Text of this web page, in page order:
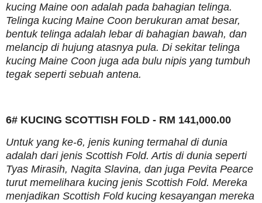
kucing Maine oon adalah pada bahagian telinga.
Telinga kucing Maine Coon berukuran amat besar,
bentuk telinga adalah lebar di bahagian bawah, dan
melancip di hujung atasnya pula. Di sekitar telinga
kucing Maine Coon juga ada bulu nipis yang tumbuh
tegak seperti sebuah antena.
6# KUCING SCOTTISH FOLD - RM 141,000.00
Untuk yang ke-6, jenis kuning termahal di dunia
adalah dari jenis Scottish Fold. Artis di dunia seperti
Tyas Mirasih, Nagita Slavina, dan juga Pevita Pearce
turut memelihara kucing jenis Scottish Fold. Mereka
menjadikan Scottish Fold kucing kesayangan mereka